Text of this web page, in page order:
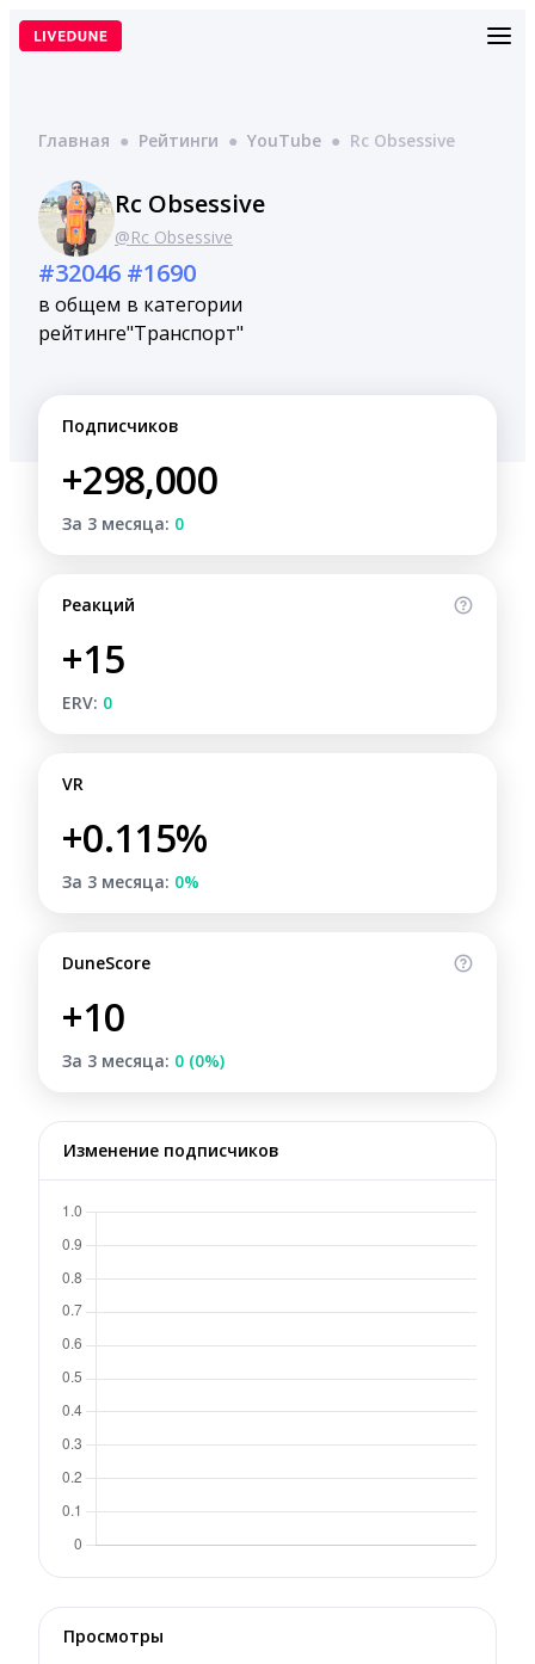
Перейти
Главная ● Рейтинги ● YouTube ● Rc Obsessive
Rc Obsessive
@Rc Obsessive
#32046
в общем
рейтинге
#1690
в категории
"Транспорт"
Подписчиков
+298,000
За 3 месяца: 0
Реакций
+15
ERV: 0
VR
+0.115%
За 3 месяца: 0%
DuneScore
+10
За 3 месяца: 0 (0%)
Изменение подписчиков
Просмотры